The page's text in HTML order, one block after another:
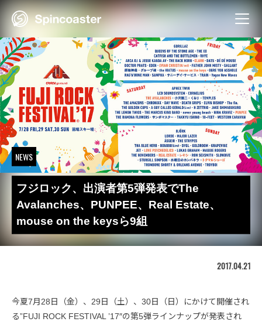
Skip
NEWS
フジロック、出演者第5弾発表でThe
Avalanches、PUNPEE、Real Estate、
mouse on the keysら9組
2017.04.21
今夏7月28日（金）、29日（土）、30日（日）にかけて開催され
る”FUJI ROCK FESTIVAL ’17″の第5弾ラインナップが発表され